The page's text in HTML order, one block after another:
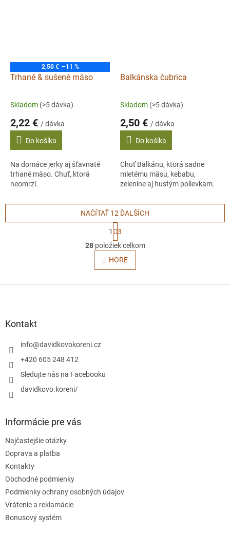
2,50 € –11 %
Trhané & sušené mäso
Skladom (>5 dávka)
2,22 € / dávka
Do košíka
Na domáce jerky aj šťavnaté
trhané mäso. Chuť, ktorá
neomrzí.
Balkánska čubrica
Skladom (>5 dávka)
2,50 € / dávka
Do košíka
Chuť Balkánu, ktorá sadne
mletému mäsu, kebabu,
zelenine aj hustým polievkam.
O
v
l
á
NAČÍTAŤ 12 ĎALŠÍCH
t
r
á
n
k
v
1
3
28položiek celkom
HORE
Kontakt
info@davidkovokoreni.cz
+420 605 248 412
Sledujte nás na Facebooku
davidkovo.koreni/
Informácie pre vás
Najčastejšie otázky
Doprava a platba
Kontakty
Obchodné podmienky
Podmienky ochrany osobných údajov
Vrátenie a reklamácie
Bonusový systém